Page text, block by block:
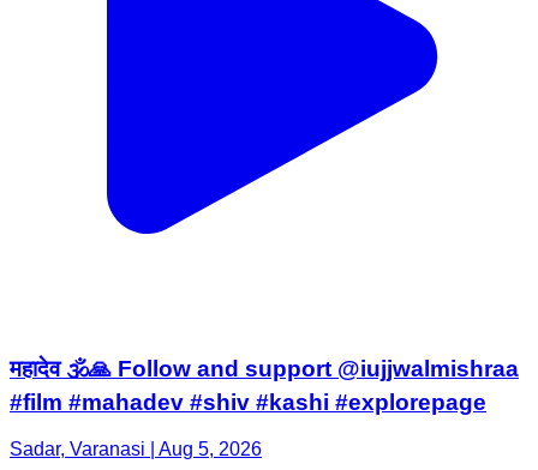
महादेव 🕉️🙏 Follow and support @iujjwalmishraa
#film #mahadev #shiv #kashi #explorepage
Sadar, Varanasi | Aug 5, 2026